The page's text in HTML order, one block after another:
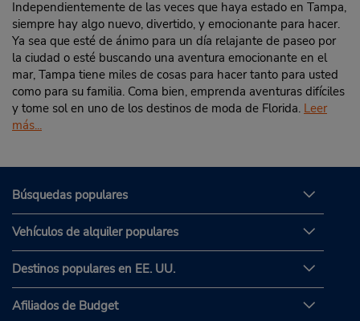
Independientemente de las veces que haya estado en Tampa,
siempre hay algo nuevo, divertido, y emocionante para hacer.
Ya sea que esté de ánimo para un día relajante de paseo por
la ciudad o esté buscando una aventura emocionante en el
mar, Tampa tiene miles de cosas para hacer tanto para usted
como para su familia. Coma bien, emprenda aventuras difíciles
y tome sol en uno de los destinos de moda de Florida. Leer
más...
Búsquedas populares
Vehículos de alquiler populares
Destinos populares en EE. UU.
Afiliados de Budget